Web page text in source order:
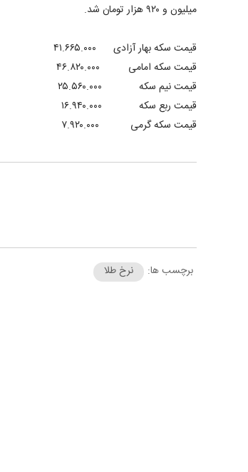
میلیون و ۹۲۰ هزار تومان شد.
قیمت سکه بهار آزادی ۴۱.۶۶۵.۰۰۰
قیمت سکه امامی ۴۶.۸۲۰.۰۰۰
قیمت نیم سکه ۲۵.۵۶۰.۰۰۰
قیمت ربع سکه ۱۶.۹۴۰.۰۰۰
قیمت سکه گرمی ۷.۹۲۰.۰۰۰
برچسب ها: نرخ طلا